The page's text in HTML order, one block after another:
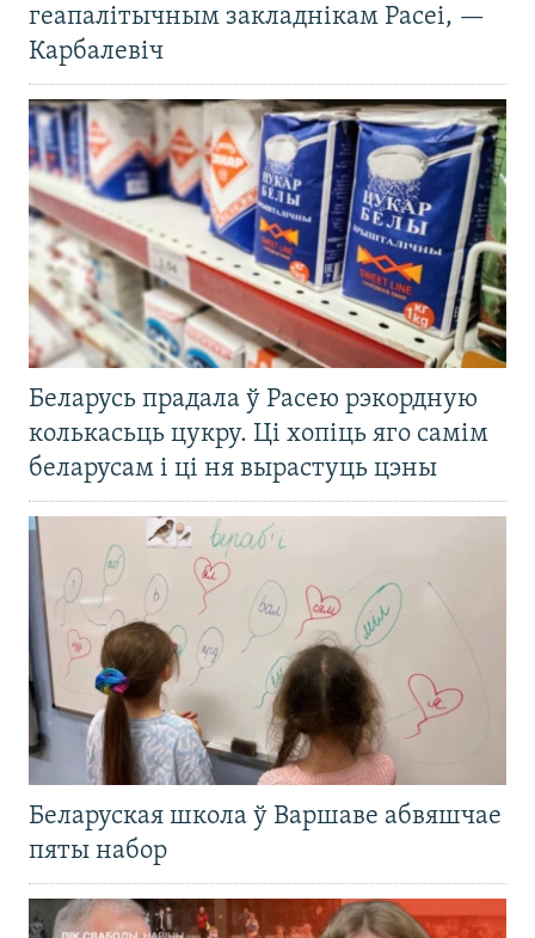
геапалітычным закладнікам Расеі, —
Карбалевіч
Беларусь прадала ў Расею рэкордную
колькасьць цукру. Ці хопіць яго самім
беларусам і ці ня вырастуць цэны
Беларуская школа ў Варшаве абвяшчае
пяты набор